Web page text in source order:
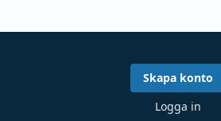
Skapa konto
Logga in